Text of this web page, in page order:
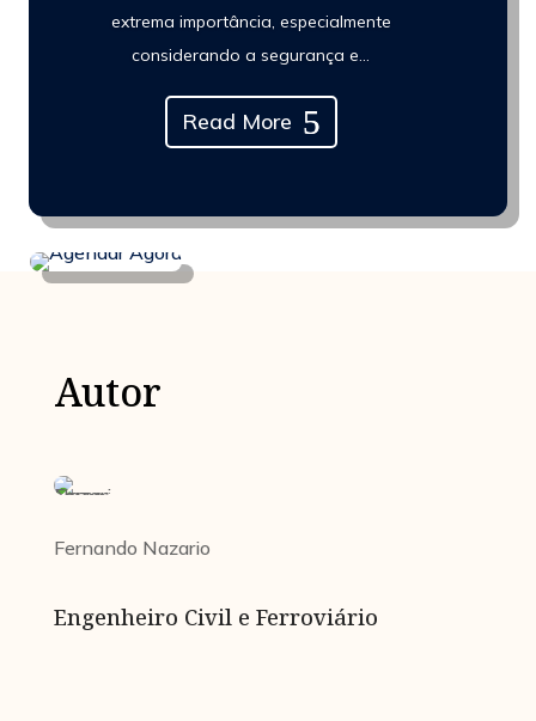
extrema importância, especialmente
considerando a segurança e...
Read More
Autor
Fernando Nazario
Engenheiro Civil e Ferroviário